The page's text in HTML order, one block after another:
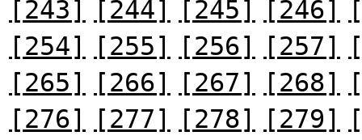
[243]
[244] [245] [246]
[254]
[255] [256] [257]
[265]
[266] [267] [268]
[276]
[277] [278] [279]